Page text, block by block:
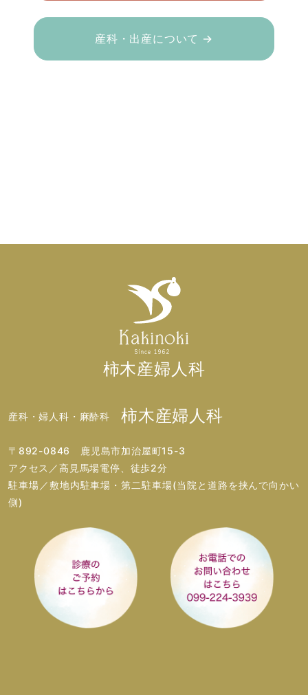
産科・出産について →
柿木産婦人科
産科・婦人科・麻酔科 柿木産婦人科
〒892-0846 鹿児島市加治屋町15-3
アクセス／高見馬場電停、徒歩2分
駐車場／敷地内駐車場・第二駐車場(当院と道路を挟んで向かい
側)